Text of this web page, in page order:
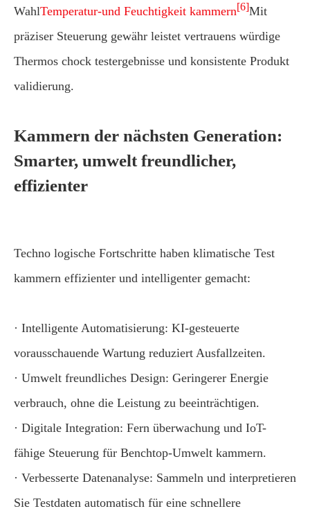
WahlTemperatur-und Feuchtigkeit kammern[6]Mit
präziser Steuerung gewähr leistet vertrauens würdige
Thermos chock testergebnisse und konsistente Produkt
validierung.
Kammern der nächsten Generation:
Smarter, umwelt freundlicher,
effizienter
Techno logische Fortschritte haben klimatische Test
kammern effizienter und intelligenter gemacht:
· Intelligente Automatisierung: KI-gesteuerte
vorausschauende Wartung reduziert Ausfallzeiten.
· Umwelt freundliches Design: Geringerer Energie
verbrauch, ohne die Leistung zu beeinträchtigen.
· Digitale Integration: Fern überwachung und IoT-
fähige Steuerung für Benchtop-Umwelt kammern.
· Verbesserte Datenanalyse: Sammeln und interpretieren
Sie Testdaten automatisch für eine schnellere